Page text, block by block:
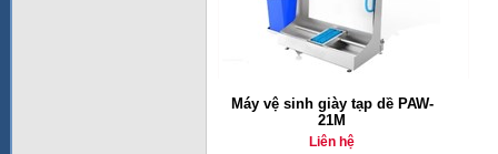
Máy vệ sinh giày tạp dề PAW-
21M
Liên hệ